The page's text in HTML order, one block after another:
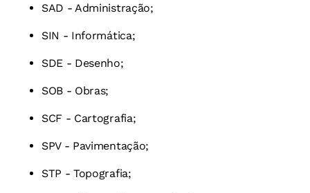
SAD - Administração;
SIN - Informática;
SDE - Desenho;
SOB - Obras;
SCF - Cartografia;
SPV - Pavimentação;
STP - Topografia;